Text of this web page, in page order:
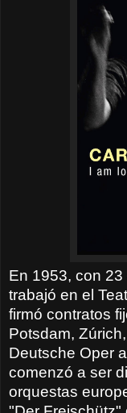
En 1953, con
trabajó en el
firmó contratos
Potsdam,
Deutsche Oper
comenzó a ser
orquestas